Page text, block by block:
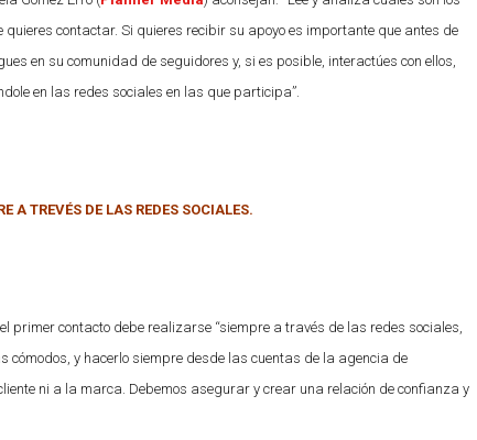
quieres contactar. Si quieres recibir su apoyo es importante que antes de
en su comunidad de seguidores y, si es posible, interactúes con ellos,
en las redes sociales en las que participa”.
A TREVÉS DE LAS REDES SOCIALES.
primer contacto debe realizarse “siempre a través de las redes sociales,
cómodos, y hacerlo siempre desde las cuentas de la agencia de
ni a la marca. Debemos asegurar y crear una relación de confianza y